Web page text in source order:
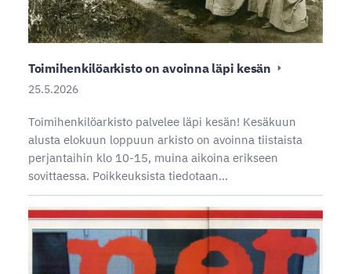
Toimihenkilöarkisto on avoinna läpi kesän
25.5.2026
Toimihenkilöarkisto palvelee läpi kesän! Kesäkuun
alusta elokuun loppuun arkisto on avoinna tiistaista
perjantaihin klo 10-15, muina aikoina erikseen
sovittaessa. Poikkeuksista tiedotaan…